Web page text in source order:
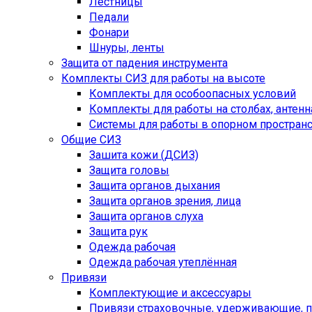
Педали
Фонари
Шнуры, ленты
Защита от падения инструмента
Комплекты СИЗ для работы на высоте
Комплекты для особоопасных условий
Комплекты для работы на столбах,
Системы для работы в опорном
Общие СИЗ
Зашита кожи (ДСИЗ)
Защита головы
Защита органов дыхания
Защита органов зрения, лица
Защита органов слуха
Защита рук
Одежда рабочая
Одежда рабочая утеплённая
Привязи
Комплектующие и аксессуары
Привязи страховочные, удерживающие,